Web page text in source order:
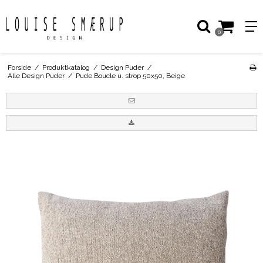
0
Forside / Produktkatalog / Design Puder /
Alle Design Puder / Pude Boucle u. strop 50x50, Beige